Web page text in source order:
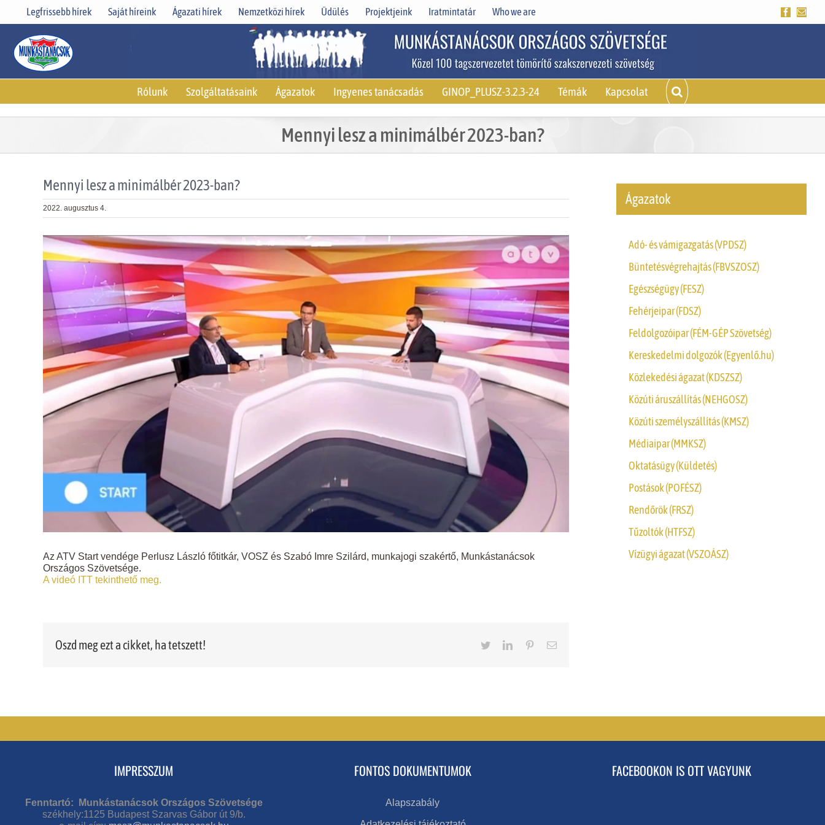
Legfrissebb hírek Saját híreink Ágazati hírek Nemzetközi hírek Üdülés Projektjeink Iratmintatár Who we are Facebook
Rólunk Szolgáltatásaink Ágazatok Ingyenes tanácsadás GINOP_PLUSZ-3.2.3-24 Témák Kapcsolat
Mennyi lesz a minimálbér 2023-ban?
Mennyi lesz a minimálbér 2023-ban?
2022. augusztus 4.
View
Larger
Image
Az ATV Start vendége Perlusz László főtitkár, VOSZ és Szabó Imre Szilárd, munkajogi szakértő, Munkástanácsok
Országos Szövetsége.
A videó ITT tekinthető meg.
Oszd meg ezt a cikket, ha tetszett! TwitterLinkedInPinterestEmail
Ágazatok
Adó- és vámigazgatás (VPDSZ)
Büntetésvégrehajtás (FBVSZOSZ)
Egészségügy (FESZ)
Fehérjeipar (FDSZ)
Feldolgozóipar (FÉM-GÉP Szövetség)
Kereskedelmi dolgozók (Egyenlő.hu)
Közlekedési ágazat (KDSZSZ)
Közúti áruszállítás (NEHGOSZ)
Közúti személyszállítás (KMSZ)
Médiaipar (MMKSZ)
Oktatásügy (Küldetés)
Postások (POFÉSZ)
Rendőrök (FRSZ)
Tűzoltók (HTFSZ)
Vízügyi ágazat (VSZOÁSZ)
IMPRESSZUM
Fenntartó: Munkástanácsok Országos Szövetsége
székhely:1125 Budapest Szarvas Gábor út 9/b.
FONTOS DOKUMENTUMOK
Alapszabály
FACEBOOKON IS OTT VAGYUNK